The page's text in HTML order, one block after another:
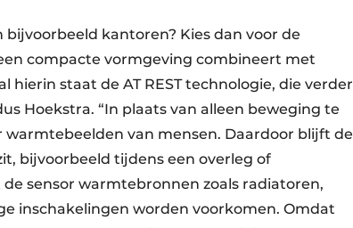
kantoren? Kies dan voor de
compacte vormgeving combineert met
staat de AT REST technologie, die verder
Hoekstra. “In plaats van alleen beweging te
van mensen. Daardoor blijft de
bijvoorbeeld tijdens een overleg of
sensor warmtebronnen zoals radiatoren,
inschakelingen worden voorkomen. Omdat